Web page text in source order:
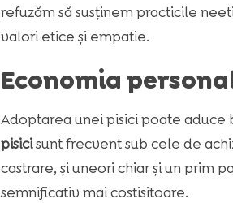
refuzăm să susținem practicile
valori etice și empatie.
Economia
Adoptarea unei pisici poate
pisicisunt frecvent sub cele de
castrare, și uneori chiar și un prim
semnificativ mai costisitoare.